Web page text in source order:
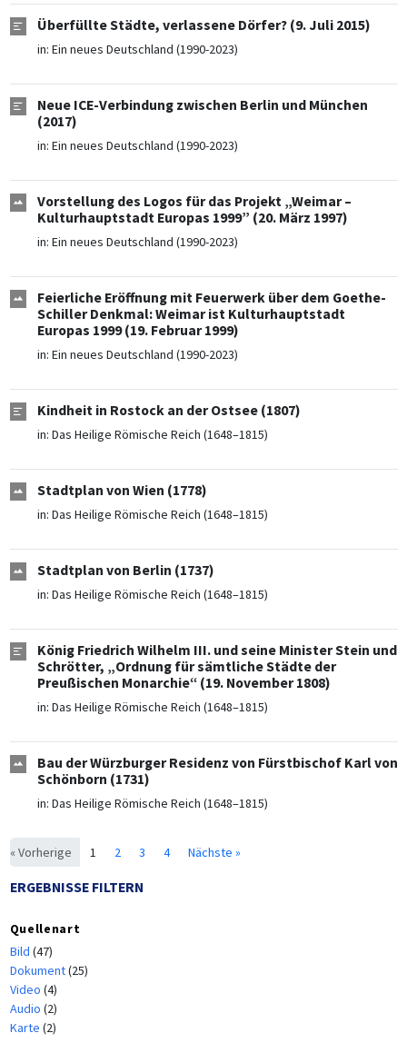
Überfüllte Städte, verlassene Dörfer? (9. Juli 2015)
in: Ein neues Deutschland (1990-2023)
Neue ICE-Verbindung zwischen Berlin und München
(2017)
in: Ein neues Deutschland (1990-2023)
Vorstellung des Logos für das Projekt „Weimar –
Kulturhauptstadt Europas 1999” (20. März 1997)
in: Ein neues Deutschland (1990-2023)
Feierliche Eröffnung mit Feuerwerk über dem Goethe-
Schiller Denkmal: Weimar ist Kulturhauptstadt
Europas 1999 (19. Februar 1999)
in: Ein neues Deutschland (1990-2023)
Kindheit in Rostock an der Ostsee (1807)
in: Das Heilige Römische Reich (1648–1815)
Stadtplan von Wien (1778)
in: Das Heilige Römische Reich (1648–1815)
Stadtplan von Berlin (1737)
in: Das Heilige Römische Reich (1648–1815)
König Friedrich Wilhelm III. und seine Minister Stein und
Schrötter, „Ordnung für sämtliche Städte der
Preußischen Monarchie“ (19. November 1808)
in: Das Heilige Römische Reich (1648–1815)
Bau der Würzburger Residenz von Fürstbischof Karl von
Schönborn (1731)
in: Das Heilige Römische Reich (1648–1815)
« Vorherige 1 2 3 4 Nächste »
ERGEBNISSE FILTERN
Quellenart
Bild (47)
Dokument(25)
Video (4)
Audio (2)
Karte (2)